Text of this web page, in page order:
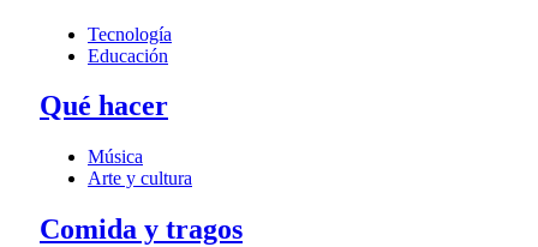
Tecnología
Educación
Qué hacer
Música
Arte y cultura
Comida y tragos